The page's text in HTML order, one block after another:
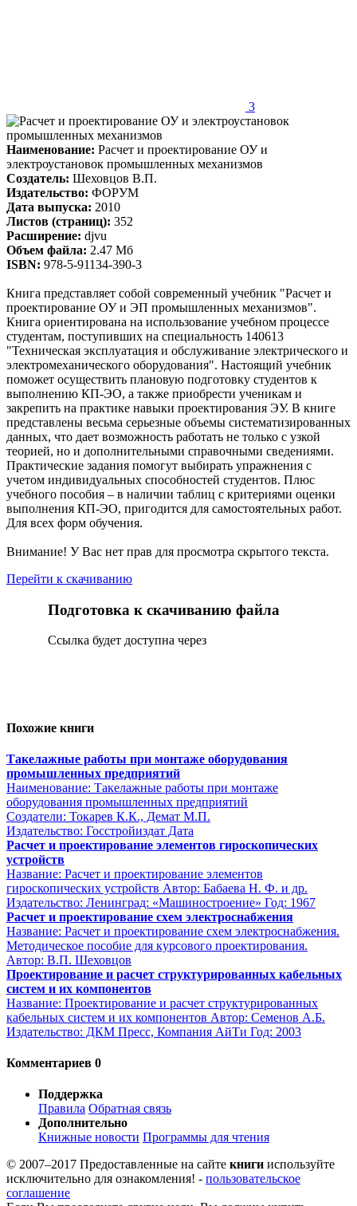
3
Наименование: Расчет и проектирование ОУ и
электроустановок промышленных механизмов
Создатель: Шеховцов В.П.
Издательство: ФОРУМ
Дата выпуска: 2010
Листов (страниц): 352
Расширение: djvu
Объем файла: 2.47 Мб
ISBN: 978-5-91134-390-3
Книга представляет собой современный учебник "Расчет и
проектирование ОУ и ЭП промышленных механизмов".
Книга ориентирована на использование учебном процессе
студентам, поступивших на специальность 140613
"Техническая эксплуатация и обслуживание электрического и
электромеханического оборудования". Настоящий учебник
поможет осуществить плановую подготовку студентов к
выполнению КП-ЭО, а также приобрести ученикам и
закрепить на практике навыки проектирования ЭУ. В книге
представлены весьма серьезные объемы систематизированных
данных, что дает возможность работать не только с узкой
теорией, но и дополнительными справочными сведениями.
Практические задания помогут выбирать упражнения с
учетом индивидуальных способностей студентов. Плюс
учебного пособия – в наличии таблиц с критериями оценки
выполнения КП-ЭО, пригодится для самостоятельных работ.
Для всех форм обучения.
Внимание! У Вас нет прав для просмотра скрытого текста.
Перейти к скачиванию
Подготовка к скачиванию файла
Сcылка будет доступна через
Похожие книги
Такелажные работы при монтаже оборудования
промышленных предприятий
Наименование: Такелажные работы при монтаже
оборудования промышленных предприятий
Создатели: Токарев К.К., Демат М.П.
Издательство: Госстройиздат Дата
Расчет и проектирование элементов гироскопических
устройств
Название: Расчет и проектирование элементов
гироскопических устройств Автор: Бабаева Н. Ф. и др.
Издательство: Ленинград: «Машиностроение» Год: 1967
Расчет и проектирование схем электроснабжения
Название: Расчет и проектирование схем электроснабжения.
Методическое пособие для курсового проектирования.
Автор: В.П. Шеховцов
Проектирование и расчет структурированных кабельных
систем и их компонентов
Название: Проектирование и расчет структурированных
кабельных систем и их компонентов Автор: Семенов А.Б.
Издательство: ДКМ Пресс, Компания АйТи Год: 2003
Комментариев 0
Поддержка
Правила Обратная связь
Дополнительно
Книжные новости Программы для чтения
© 2007–2017 Предоставленные на сайте книги используйте
исключительно для ознакомления! - пользовательское
соглашение